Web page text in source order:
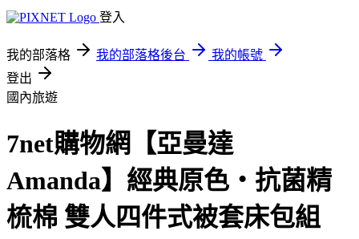
登入
我的部落格 我的部落格後台
我的帳號
登出
國內旅遊
7net購物網【亞曼達
Amanda】經典原色‧抗菌精
梳棉 雙人四件式被套床包組